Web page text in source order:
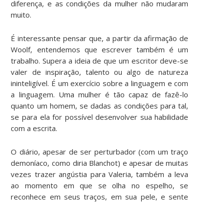
diferença, e as condições da mulher não mudaram
muito.
É interessante pensar que, a partir da afirmação de
Woolf, entendemos que escrever também é um
trabalho. Supera a ideia de que um escritor deve-se
valer de inspiração, talento ou algo de natureza
ininteligível. É um exercício sobre a linguagem e com
a linguagem. Uma mulher é tão capaz de fazê-lo
quanto um homem, se dadas as condições para tal,
se para ela for possível desenvolver sua habilidade
com a escrita.
O diário, apesar de ser perturbador (com um traço
demoníaco, como diria Blanchot) e apesar de muitas
vezes trazer angústia para Valeria, também a leva
ao momento em que se olha no espelho, se
reconhece em seus traços, em sua pele, e sente